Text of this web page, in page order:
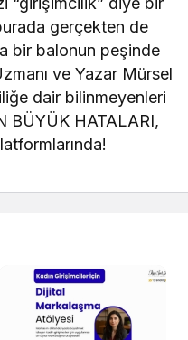
gerçekten de
bir balonun peşinde
ve Yazar Mürsel
dair bilinmeyenleri
BÜYÜK HATALARI,